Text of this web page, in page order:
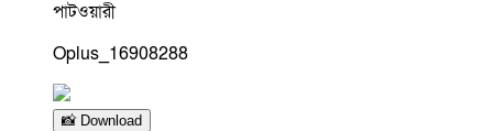
Oplus_16908288
📸 Download